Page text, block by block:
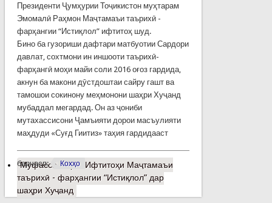
Президенти Ҷумҳурии Тоҷикистон муҳтарам
Эмомалӣ Раҳмон Маҷтамаъи таърихӣ -
фарҳангии “Истиқлол” ифтитоҳ шуд.
Бино ба гузориши дафтари матбуотии Сардори
давлат, сохтмони ин иншооти таърихӣ-
фарҳангӣ моҳи майи соли 2016 оғоз гардида,
акнун ба макони дӯстдоштаи сайру гашт ва
тамошои сокинону меҳмонони шаҳри Хуҷанд
мубаддал мегардад. Он аз ҷониби
мутахассисони Ҷамъияти дорои масъулияти
маҳдуди «Суғд Гиитиз» таҳия гардидааст
барчасп: Кохҳо
Муфассалтаро Ифтитоҳи Маҷтамаъи
таърихӣ - фарҳангии “Истиқлол” дар
шаҳри Хуҷанд